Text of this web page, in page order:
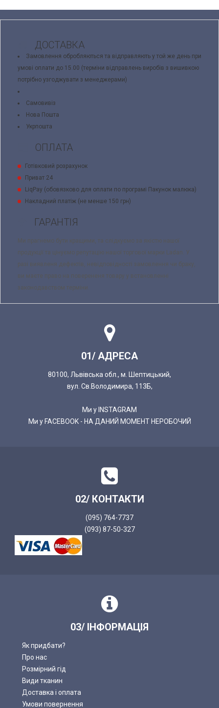
ДОСТАВКА
Замовлення обробляються та відправляють у той же день при
умові оплати до 15.00 (терміни відправлень виробів з вишивкою
потрібно узгоджувати з менеджерами)
Самовивіз
Нова Пошта
Укрпошта
ОПЛАТА
Готівковий розрахунок
Приват 24
LiqPay (обовязково для оплати по програмі Пакунок малюка)
Накладний платіж (не менше 150 грн)
ГАРАНТІЯ
Ми прагнемо бути кращими, та слідкуємо за якістю нашої
продукції та цінуємо репутацію нашої торгової марки Ladan. У
разі виявленя дефектів, невідповідності замовлення чи браку,
ви маєте право на поверененя товару у встановленні
законодавством терміни.
01/ АДРЕСА
80100, Львівська обл., м. Шептицький,
вул. Св.Володимира, 113Б,
Ми у INSTAGRAM
Ми у FACEBOOK - НА ДАНИЙ МОМЕНТ НЕРОБОЧИЙ
02/ КОНТАКТИ
(095) 764-7737
(093) 87-50-327
03/ ІНФОРМАЦІЯ
Як придбати?
Про нас
Розмірний гід
Види тканин
Доставка і оплата
Умови повернення